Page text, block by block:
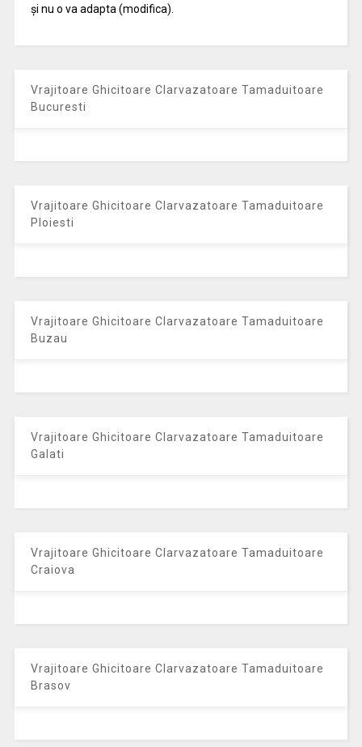
și nu o va adapta (modifica).
Vrajitoare Ghicitoare Clarvazatoare Tamaduitoare
Bucuresti
Vrajitoare Ghicitoare Clarvazatoare Tamaduitoare
Ploiesti
Vrajitoare Ghicitoare Clarvazatoare Tamaduitoare
Buzau
Vrajitoare Ghicitoare Clarvazatoare Tamaduitoare
Galati
Vrajitoare Ghicitoare Clarvazatoare Tamaduitoare
Craiova
Vrajitoare Ghicitoare Clarvazatoare Tamaduitoare
Brasov